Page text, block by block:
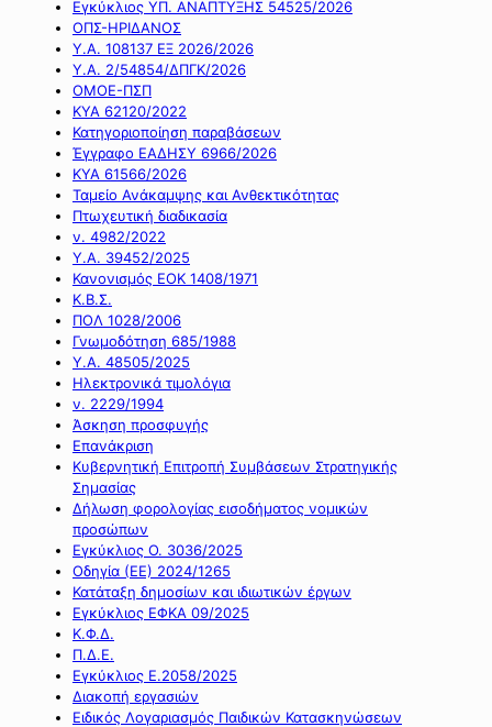
Εγκύκλιος ΥΠ. ΑΝΑΠΤΥΞΗΣ 54525/2026
ΟΠΣ-ΗΡΙΔΑΝΟΣ
Υ.Α. 108137 ΕΞ 2026/2026
Υ.Α. 2/54854/ΔΠΓΚ/2026
ΟΜΟΕ-ΠΣΠ
ΚΥΑ 62120/2022
Κατηγοριοποίηση παραβάσεων
Έγγραφο ΕΑΔΗΣΥ 6966/2026
ΚΥΑ 61566/2026
Ταμείο Ανάκαμψης και Ανθεκτικότητας
Πτωχευτική διαδικασία
ν. 4982/2022
Υ.Α. 39452/2025
Κανονισμός ΕΟΚ 1408/1971
Κ.Β.Σ.
ΠΟΛ 1028/2006
Γνωμοδότηση 685/1988
Υ.Α. 48505/2025
Ηλεκτρονικά τιμολόγια
ν. 2229/1994
Άσκηση προσφυγής
Επανάκριση
Κυβερνητική Επιτροπή Συμβάσεων Στρατηγικής
Σημασίας
Δήλωση φορολογίας εισοδήματος νομικών
προσώπων
Εγκύκλιος Ο. 3036/2025
Οδηγία (ΕΕ) 2024/1265
Κατάταξη δημοσίων και ιδιωτικών έργων
Εγκύκλιος ΕΦΚΑ 09/2025
Κ.Φ.Δ.
Π.Δ.Ε.
Εγκύκλιος Ε.2058/2025
Διακοπή εργασιών
Ειδικός Λογαριασμός Παιδικών Κατασκηνώσεων